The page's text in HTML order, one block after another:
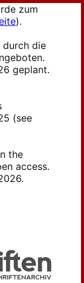
zum
).
durch die
geplant.
(see
the
access.